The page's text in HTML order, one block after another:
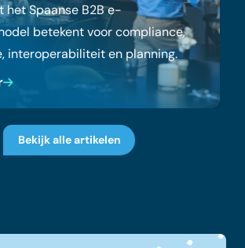
het Spaanse B2B e-
betekent voor compliance,
interoperabiliteit en planning.
Bekijk alle artikelen